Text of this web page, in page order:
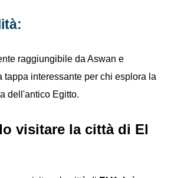
raggiungibile da Aswan e
tappa interessante per chi esplora la
dell'antico Egitto.
visitare la città di El